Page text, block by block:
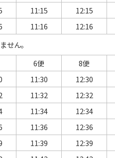
11:15 12:15
11:16 12:16
せん。
6便 8便
11:30 12:30
11:32 12:32
11:34 12:34
11:36 12:36
11:39 12:39